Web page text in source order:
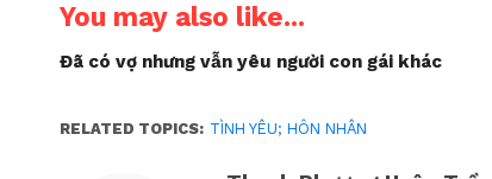
You may also like...
Đã có vợ nhưng vẫn yêu người con gái khác
RELATED TOPICS: TÌNH YÊU; HÔN NHÂN